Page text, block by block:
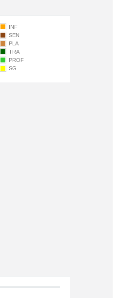
INF
SEN
PLA
TRA
PROF
SG